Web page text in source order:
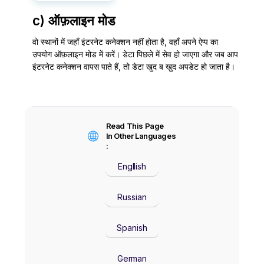
c) ऑफ़लाइन मोड
वो स्थानों में जहाँ इंटरनेट कनेक्शन नहीं होता है, वहाँ अपने ऐप्प का
उपयोग ऑफ़लाइन मोड में करें। डेटा पिछले में सेव हो जाएगा और जब आप
इंटरनेट कनेक्शन वापस पाते हैं, तो डेटा खुद ब खुद अपडेट हो जाता है।
Read This Page
In Other Languages
:
Engllish
Russian
Spanish
German